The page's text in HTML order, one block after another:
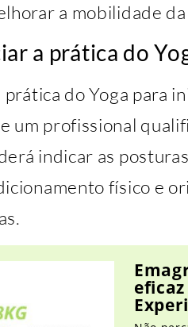
a mobilidade
a prática do
prática do Yoga para
um profissional
indicar as
físico e